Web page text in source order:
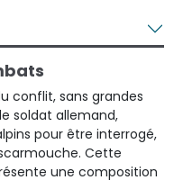
conflit, sans grandes
soldat allemand,
pour être interrogé,
Cette
une composition